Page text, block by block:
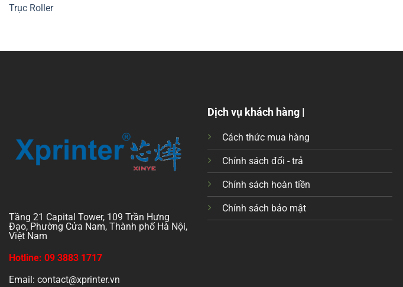
Trục Roller
Tầng 21 Capital Tower, 109 Trần Hưng
Đạo, Phường Cửa Nam, Thành phố Hà Nội,
Việt Nam
Hotline: 09 3883 1717
Email: contact@xprinter.vn
Dịch vụ khách hàng |
Cách thức mua hàng
Chính sách đổi - trả
Chính sách hoàn tiền
Chính sách bảo mật